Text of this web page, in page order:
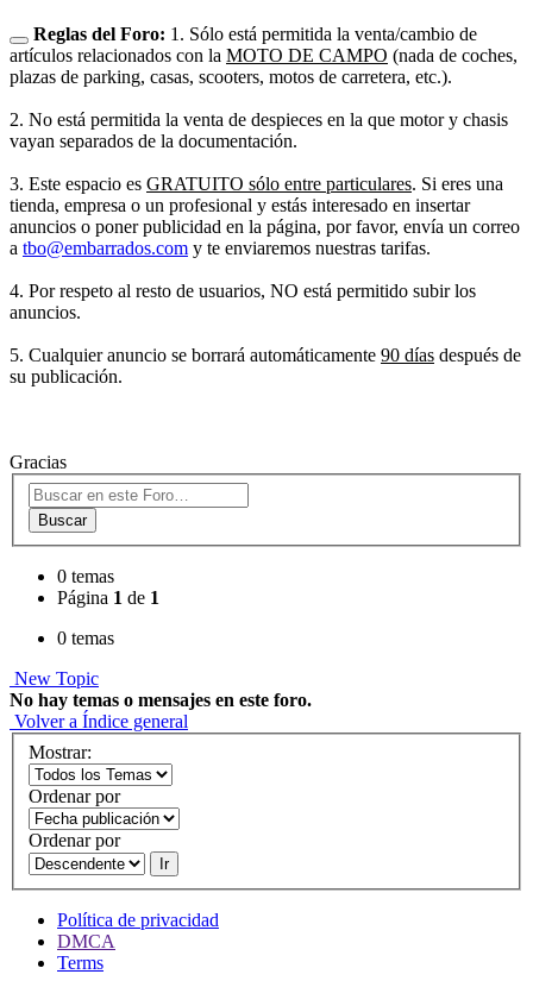
Reglas del Foro: 1. Sólo está permitida la venta/cambio de
artículos relacionados con la MOTO DE CAMPO (nada de coches,
plazas de parking, casas, scooters, motos de carretera, etc.).
2. No está permitida la venta de despieces en la que motor y chasis
vayan separados de la documentación.
3. Este espacio es GRATUITO sólo entre particulares. Si eres una
tienda, empresa o un profesional y estás interesado en insertar
anuncios o poner publicidad en la página, por favor, envía un correo
a tbo@embarrados.com y te enviaremos nuestras tarifas.
4. Por respeto al resto de usuarios, NO está permitido subir los
anuncios.
5. Cualquier anuncio se borrará automáticamente 90 días después de
su publicación.
Gracias
Buscar
0 temas
Página 1 de 1
0 temas
New Topic
No hay temas o mensajes en este foro.
Volver a Índice general
Mostrar:
Ordenar por
Ordenar por
Ir
Política de privacidad
DMCA
Terms